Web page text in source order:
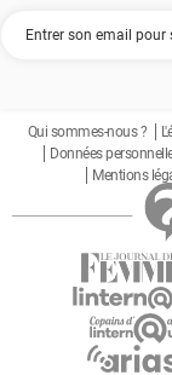
Qui sommes-nous ?
Données
Mentions